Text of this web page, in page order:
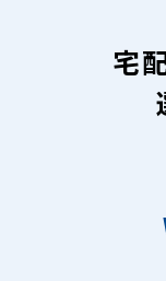
宅